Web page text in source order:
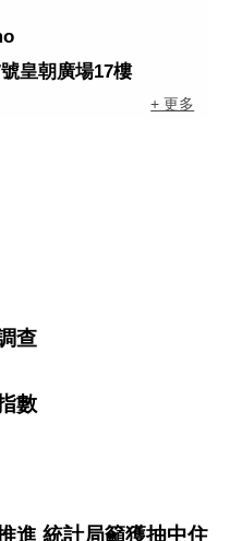
皇朝廣場17樓
+ 更多
查
數
進 統計局籲獲抽中住